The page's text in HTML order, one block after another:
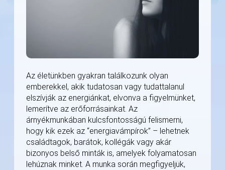
Az életünkben gyakran találkozunk olyan
emberekkel, akik tudatosan vagy tudattalanul
elszívják az energiánkat, elvonva a figyelmünket,
lemerítve az erőforrásainkat. Az
árnyékmunkában kulcsfontosságú felismerni,
hogy kik ezek az “energiavámpírok” – lehetnek
családtagok, barátok, kollégák vagy akár
bizonyos belső minták is, amelyek folyamatosan
lehúznak minket. A munka során megfigyeljük,